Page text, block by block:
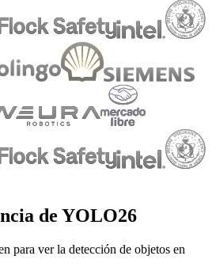
de YOLO26
para ver la detección de objetos en